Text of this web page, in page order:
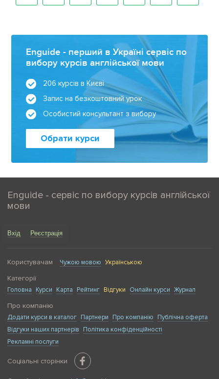
Enguide - перший в Україні сервіс по
вибору курсів англійської мови
206 курсів в Києві
Запис на безкоштовний урок
Особистий консультант з вибору
Обрати курси
Enguide - сервіс по вибору курсів англійської
мови
Вхід Реєстрація
Користувачам Чужою мовою Українською
Категорії
Головна Курси Карта Рейтинг Відгуки Онлайн курси Журнал
Про компанію
Додати курси в каталог Партнери Про компанію
Публічна оферта
Відгуки наших партнерів
Політика конфіденційності
Рекламні послуги
Соціальні сторінки